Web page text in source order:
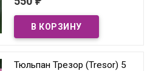
Тюльпан Трезор (Tresor) 5